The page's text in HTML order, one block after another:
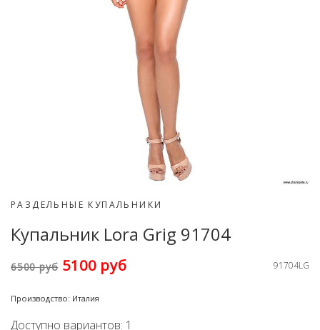
РАЗДЕЛЬНЫЕ КУПАЛЬНИКИ
Купальник Lora Grig 91704
6500 руб5100 руб 91704LG
Производство: Италия
Доступно вариантов: 1